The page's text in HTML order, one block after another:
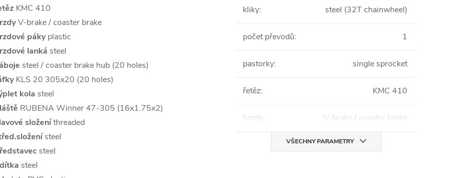
KMC 410
V-brake / coaster brake
pákyplastic
lanká steel
steel / coaster brake hub (20 holes)
KLS 20 305x20 (20 holes)
kola steel
RUBENA Winner 47-305 (16x1.75x2)
složeníthreaded
steel
steel
steel
kliky: steel (32T chainwheel)
počet převodů: 1
pastorky: single sprocket
řetěz: KMC 410
brzdy: V-brake / coaster brake
VŠECHNY PARAMETRY